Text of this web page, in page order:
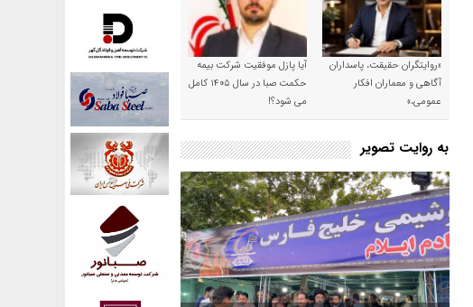
«روایتگران حقیقت، پاسداران
آگاهی و معماران افکار
عمومی،»
آیا پازل موفقیت شرکت بیمه
حکمت صبا در سال ۱۴۰۵ کامل
می شود؟!
به روایت تصویر